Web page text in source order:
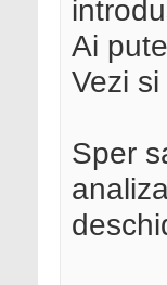
Ai
Vezi si
Sper